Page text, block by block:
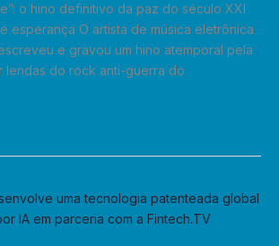
o hino definitivo da paz do século XXI
esperança O artista de música eletrônica
e gravou um hino atemporal pela
lendas do rock anti-guerra do